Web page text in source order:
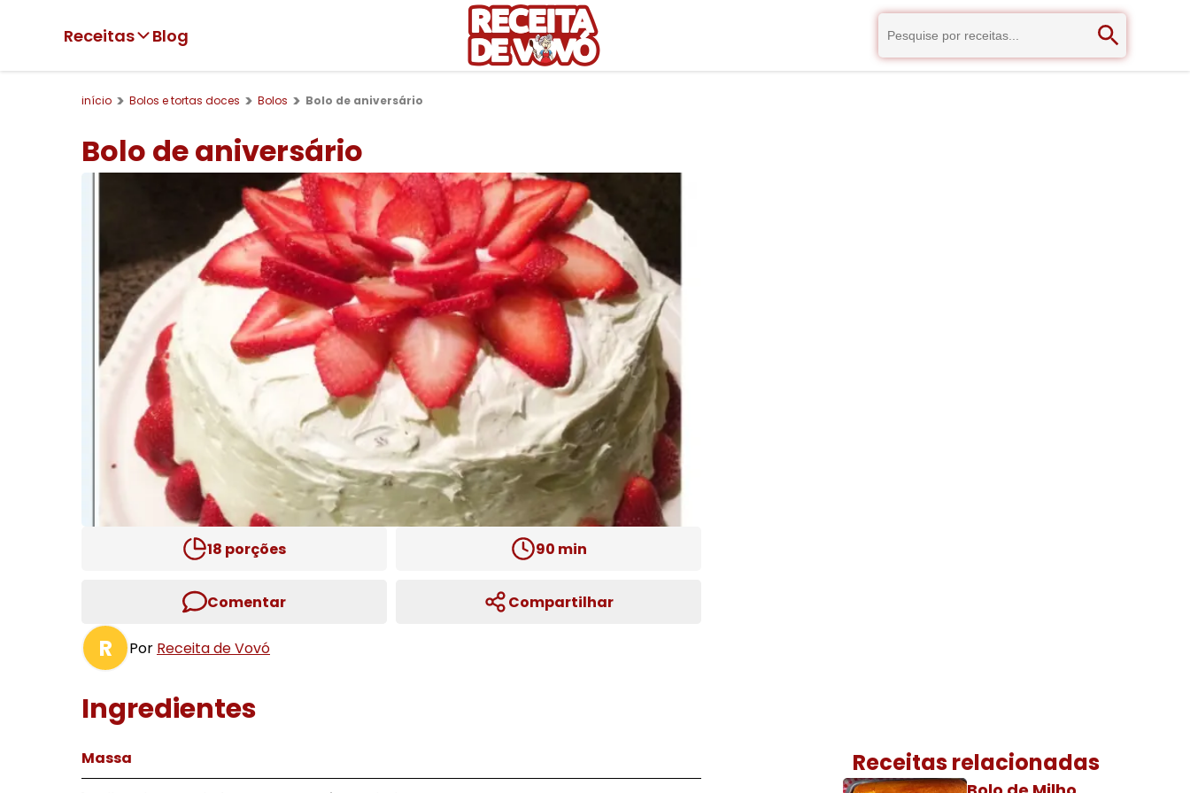
Receitas Blog
início Bolos e tortas doces Bolos Bolo de aniversário
Bolo de aniversário
18 porções 90 min
Comentar Compartilhar
R Por Receita de Vovó
Ingredientes
Massa
Receitas relacionadas